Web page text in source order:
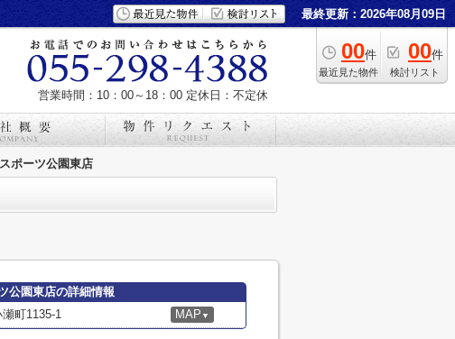
最終更新：2026年08月09日
00件
最近見た物件
00件
検討リスト
営業時間：10：00～18：00 定休日：不定休
ポーツ公園東店
公園東店の詳細情報
町1135-1 MAP ▼